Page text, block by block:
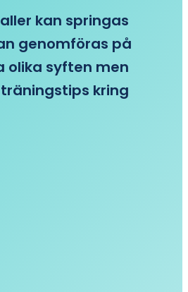
kan springas
genomföras på
olika syften men
kring